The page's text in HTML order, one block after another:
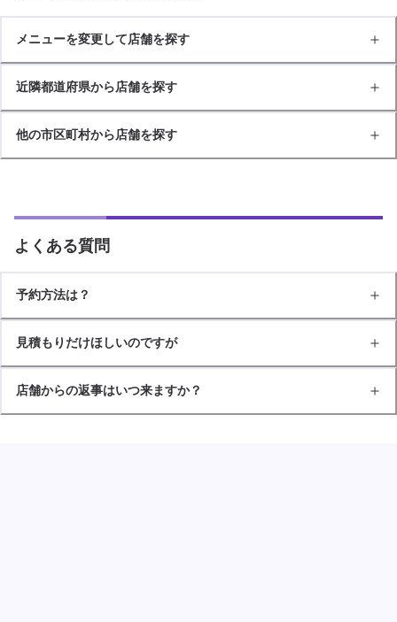
メニューを変更して店舗を探す
近隣都道府県から店舗を探す
他の市区町村から店舗を探す
よくある質問
予約方法は？
見積もりだけほしいのですが
店舗からの返事はいつ来ますか？